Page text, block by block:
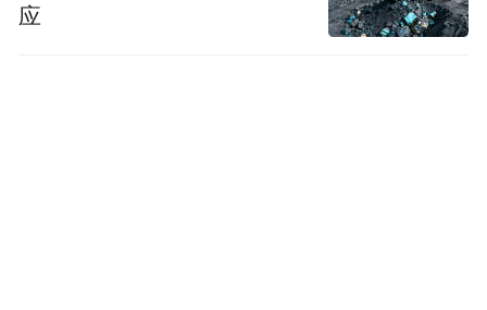
应